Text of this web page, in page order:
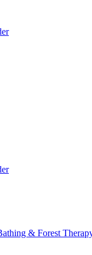
& Forest